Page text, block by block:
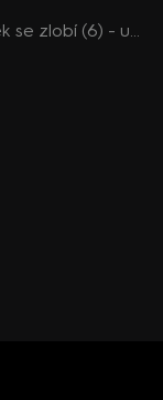
Luděk Staněk se zlobí (6) - upoutávka